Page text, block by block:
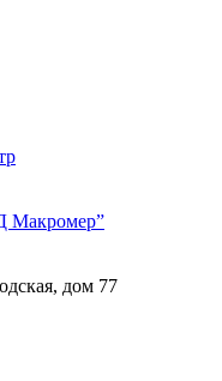
Макромер”
дом 77